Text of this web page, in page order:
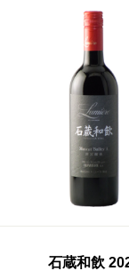
石蔵和飲